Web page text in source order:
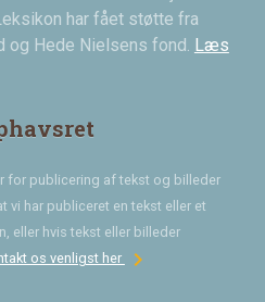
har fået støtte fra
og Hede Nielsens fond. Læs
for publicering af tekst og billeder
vi har publiceret en tekst eller et
eller hvis tekst eller billeder
os venligst herchevron_right